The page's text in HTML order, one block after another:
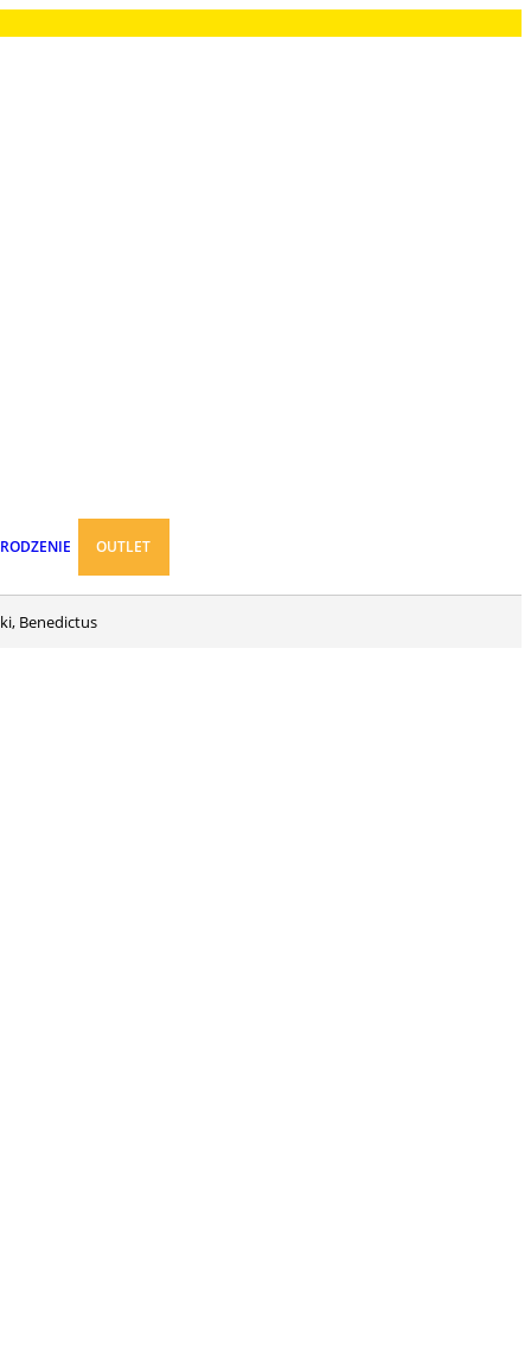
OUTLET
Benedictus